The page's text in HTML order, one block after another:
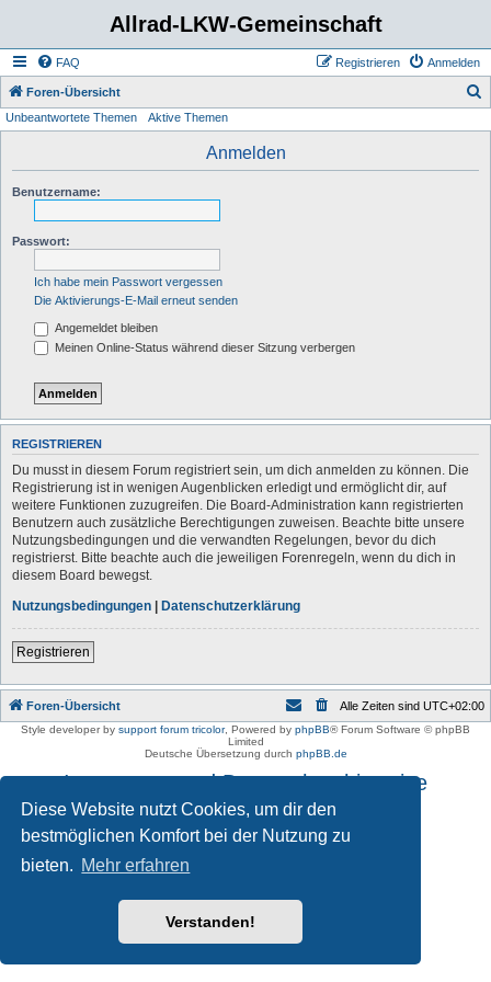
Diese Website nutzt Cookies, um dir den
bestmöglichen Komfort bei der Nutzung zu
bieten. Mehr erfahren
Verstanden!
Allrad-LKW-Gemeinschaft
FAQ Anmelden
Registrieren
Foren-Übersicht
Unbeantwortete Themen Aktive Themen
Anmelden
Benutzername:
Passwort:
Ich habe mein Passwort vergessen
Die Aktivierungs-E-Mail erneut senden
Angemeldet bleiben
Meinen Online-Status während dieser Sitzung verbergen
REGISTRIEREN
Du musst in diesem Forum registriert sein, um dich anmelden zu können. Die
Registrierung ist in wenigen Augenblicken erledigt und ermöglicht dir, auf
weitere Funktionen zuzugreifen. Die Board-Administration kann registrierten
Benutzern auch zusätzliche Berechtigungen zuweisen. Beachte bitte unsere
Nutzungsbedingungen und die verwandten Regelungen, bevor du dich
registrierst. Bitte beachte auch die jeweiligen Forenregeln, wenn du dich in
diesem Board bewegst.
Nutzungsbedingungen | Datenschutzerklärung
Registrieren
Foren-Übersicht Alle Zeiten sind UTC+02:00
Style developer by support forum tricolor, Powered by phpBB® Forum Software © phpBB
Limited
Deutsche Übersetzung durch phpBB.de
Impressum und Datenschutzhinweise